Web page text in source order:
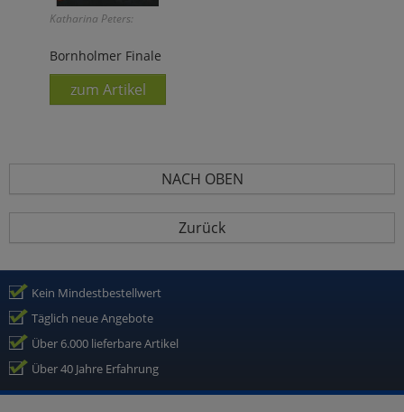
Katharina Peters:
Bornholmer Finale
zum Artikel
NACH OBEN
Zurück
Kein Mindestbestellwert
Täglich neue Angebote
Über 6.000 lieferbare Artikel
Über 40 Jahre Erfahrung